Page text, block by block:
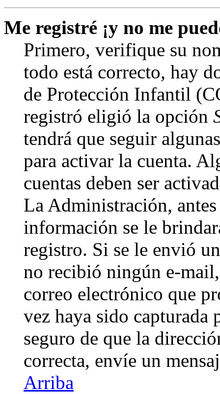
Me registré ¡y no me
Primero, verifique su
todo está correcto, hay
de Protección Infantil
registró eligió la opción
tendrá que seguir
para activar la cuenta.
cuentas deben ser
La Administración,
información se le
registro. Si se le envió
no recibió ningún e-
correo electrónico que
vez haya sido capturada
seguro de que la
correcta, envíe un
Arriba